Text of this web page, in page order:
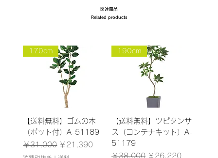
関連商品
Related products
170cm
【送料無料】ゴムの木
（ポット付）A-51189
通常価格
￥31,000 セール価格
￥21,390
190cm
【送料無料】ツピタンサ
ス（コンテナキット）A-
51179
通常価格
￥38,000 セール価格
￥26,220